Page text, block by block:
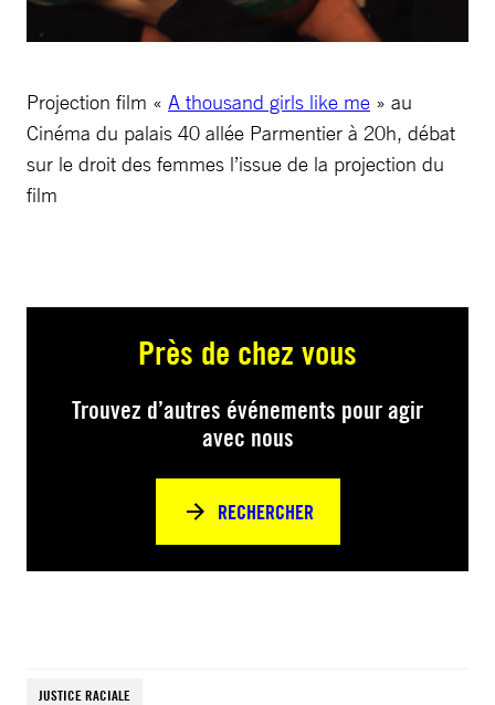
Projection film « A thousand girls like me » au
Cinéma du palais 40 allée Parmentier à 20h, débat
sur le droit des femmes l’issue de la projection du
film
Près de chez vous
Trouvez d’autres événements pour agir
avec nous
RECHERCHER
JUSTICE RACIALE